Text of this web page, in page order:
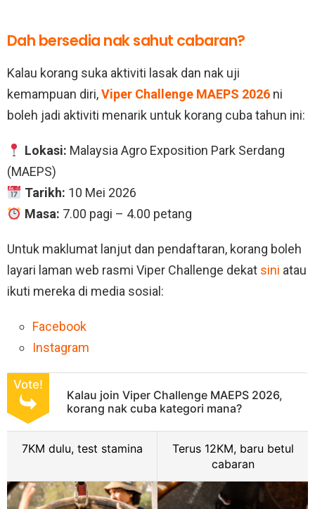
Dah bersedia nak sahut cabaran?
Kalau korang suka aktiviti lasak dan nak uji
kemampuan diri,Viper Challenge MAEPS 2026 ni
boleh jadi aktiviti menarik untuk korang cuba tahun ini:
Lokasi: Malaysia Agro Exposition Park Serdang
(MAEPS)
Tarikh: 10 Mei 2026
Masa: 7.00 pagi – 4.00 petang
Untuk maklumat lanjut dan pendaftaran, korang boleh
layari laman web rasmi Viper Challenge dekat sini atau
ikuti mereka di media sosial:
Facebook
Instagram